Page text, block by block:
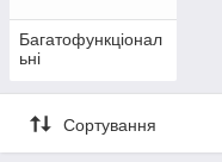
Багатофункціонал
ьні
Сортування